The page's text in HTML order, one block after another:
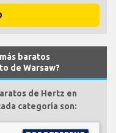
baratos
de Warsaw?
de Hertz en
categoría son: